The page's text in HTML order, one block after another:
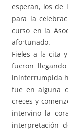
esperan, los de
para la
curso en la
afortunado.
Fieles a la cita
fueron
ininterrumpida
fue en alguna
creces y
intervino la
interpretación